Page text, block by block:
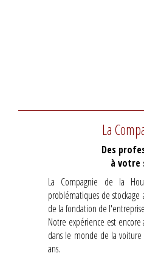
La
Des
à votre
La Compagnie de la
problématiques de
de la fondation de
Notre expérience est
dans le monde de la
ans.